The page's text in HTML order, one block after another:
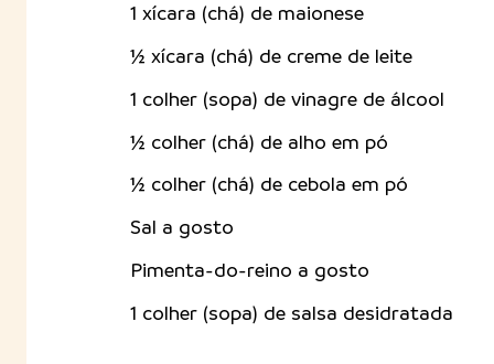
1 xícara (chá) de maionese
½ xícara (chá) de creme de leite
1 colher (sopa) de vinagre de álcool
½ colher (chá) de alho em pó
½ colher (chá) de cebola em pó
Sal a gosto
Pimenta-do-reino a gosto
1 colher (sopa) de salsa desidratada